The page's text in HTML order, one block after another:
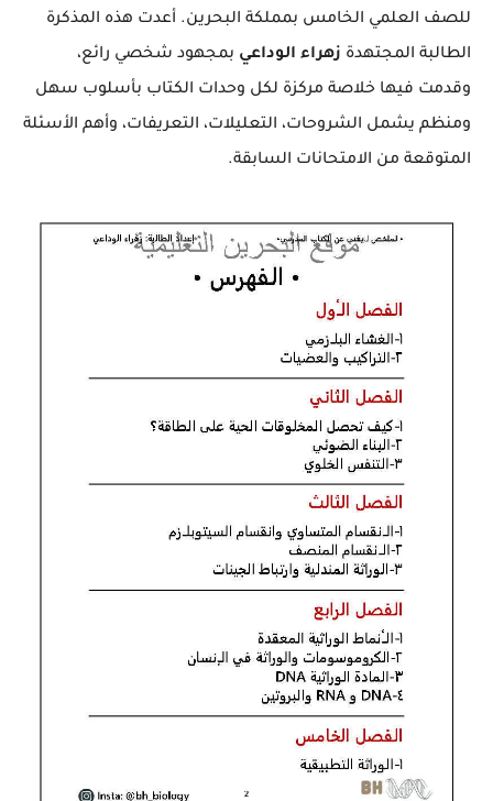
للصف العلمي الخامس بمملكة البحرين. أعدت هذه المذكرة
الطالبة المجتهدة زهراء الوداعي بمجهود شخصي رائع،
وقدمت فيها خلاصة مركزة لكل وحدات الكتاب بأسلوب سهل
ومنظم يشمل الشروحات، التعليلات، التعريفات، وأهم الأسئلة
المتوقعة من الامتحانات السابقة.